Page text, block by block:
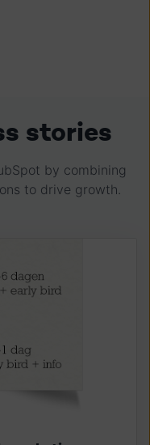
stories
by combining
to drive growth.